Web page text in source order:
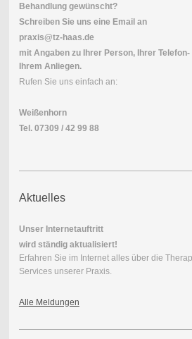
Behandlung gewünscht?
Schreiben Sie uns eine Email an
praxis@tz-haas.de
mit Angaben zu Ihrer Person, Ihrer
Ihrem Anliegen.
Rufen Sie uns einfach an:
Weißenhorn
Tel. 07309 / 42 99 88
Aktuelles
Unser Internetauftritt
wird ständig aktualisiert!
Erfahren Sie im Internet alles über die
Services unserer Praxis.
Alle Meldungen